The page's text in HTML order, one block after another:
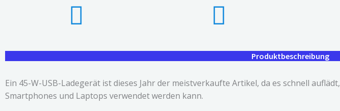
Produktbeschreibung
Ein 45-W-USB-Ladegerät ist dieses Jahr der meistverkaufte Artikel, da es schnell
Smartphones und Laptops verwendet werden kann.